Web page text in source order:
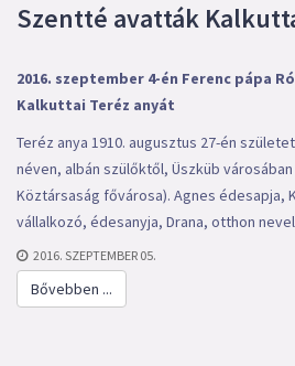
Szentté avatták
2016. szeptember 4-én Ferenc pápa
Kalkuttai Teréz anyát
Teréz anya 1910. augusztus 27-én
néven, albán szülőktől, Üszküb
Köztársaság fővárosa). Agnes édesapja,
vállalkozó, édesanyja, Drana, otthon
2016. SZEPTEMBER 05.
Bővebben ...